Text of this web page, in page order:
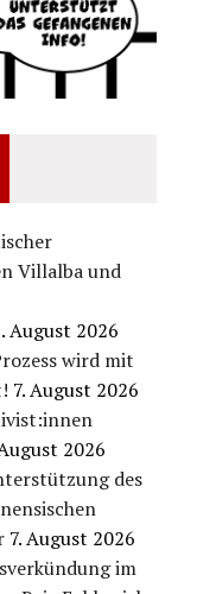
Villalba und
August 2026
wird mit
7. August 2026
2026
des
7. August 2026
im